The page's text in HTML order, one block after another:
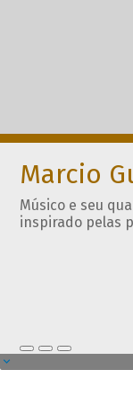
Marcio
Músico e seu
inspirado pelas